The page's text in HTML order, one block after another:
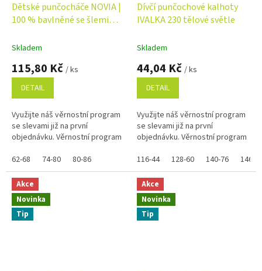
Dětské punčocháče NOVIA |
100 % bavlněné se šlemi
modrá
Skladem
115,80 Kč / ks
DETAIL
Využijte náš věrnostní program
se slevami již na první
objednávku. Věrnostní program
62-68
74-80 80-86
Dívčí punčochové kalhoty
IVALKA 230 tělové světle
Skladem
44,04 Kč / ks
DETAIL
Využijte náš věrnostní program
se slevami již na první
objednávku. Věrnostní program
116-44
128-60 140-76 146-
Akce
Novinka
Tip
Akce
Novinka
Tip